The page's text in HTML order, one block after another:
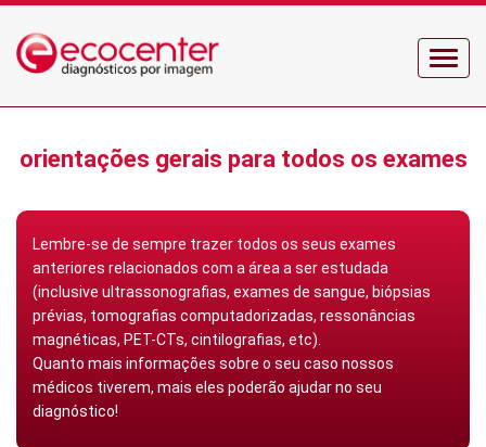
Menu
orientações gerais para todos os exames
Lembre-se de sempre trazer todos os seus exames
anteriores relacionados com a área a ser estudada
(inclusive ultrassonografias, exames de sangue, biópsias
prévias, tomografias computadorizadas, ressonâncias
magnéticas, PET-CTs, cintilografias, etc).
Quanto mais informações sobre o seu caso nossos
médicos tiverem, mais eles poderão ajudar no seu
diagnóstico!